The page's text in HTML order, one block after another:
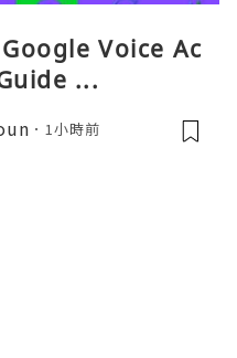
Voice Ac
...
1小時前